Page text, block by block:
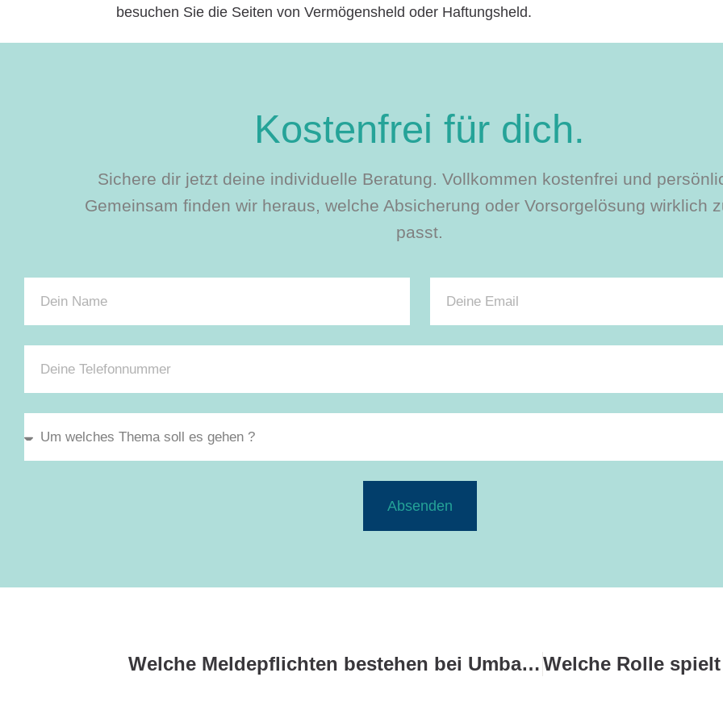
besuchen Sie die Seiten von Vermögensheld oder Haftungsheld.
Kostenfrei für dich.
Sichere dir jetzt deine individuelle Beratung. Vollkommen kostenfrei und
Gemeinsam finden wir heraus, welche Absicherung oder Vorsorgelösung wirklich
passt.
Absenden
Welche Meldepflichten bestehen bei Umbauten?